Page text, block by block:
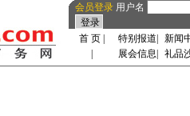
会员登录 用户名
首 页 特别报道
新闻
展会信息 礼品